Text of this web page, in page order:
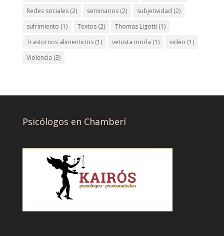
Redes sociales(2) seminarios(2) subjetividad (2)
sufrimiento (1) Textos(2) Thomas Ligotti (1)
Trastornos alimenticios(1) vetusta morla (1) video (1)
Violencia (3)
Psicólogos en Chamberí